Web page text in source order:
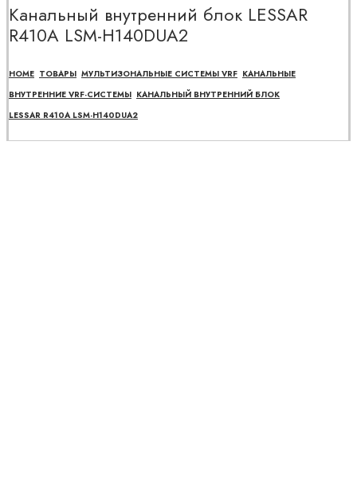
Канальный внутренний блок LESSAR
R410A LSM-H140DUA2
HOME ТОВАРЫ МУЛЬТИЗОНАЛЬНЫЕ СИСТЕМЫ VRF КАНАЛЬНЫЕ
ВНУТРЕННИЕ VRF-СИСТЕМЫ КАНАЛЬНЫЙ ВНУТРЕННИЙ БЛОК
LESSAR R410A LSM-H140DUA2